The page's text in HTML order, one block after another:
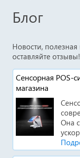
Блог
Новости,
оставляйте отзывы!
Сенсорная POS-
магазина
Она